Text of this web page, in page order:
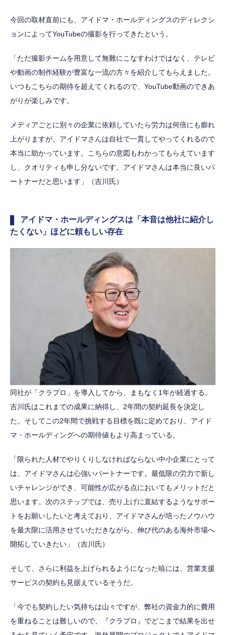
今回の取材直前にも、アイドマ・ホールディングスのディレクシ
ョンによってYouTubeの撮影を行ってきたという。
「ただ撮影チームを用意して無難にこなすわけではなく、テレビ
や動画の制作経験が豊富な一流の方々を紹介してもらえました。
いつもこちらの期待を超えてくれるので、YouTube動画のできあ
がりが楽しみです。
メディアごとに別々の企業に依頼していたら労力は何倍にも膨れ
上がりますが、アイドマさんは自社で一貫してやってくれるので
本当に助かっています。こちらの意図もわかってもらえています
し、クオリティも申し分ないです。アイドマさんは本当に良いパ
ートナーだと思います」（吉川氏）
アイドマ・ホールディングスは「本音は他社に紹介し
たくない」ほどに頼もしい存在
同社が「クラプロ」を導入してから、まもなく1年が経過する。
吉川氏はこれまでの成果に納得し、2年間の契約延長を決定し
た。そしてこの2年間で挑戦する目標を既に定めており、アイド
マ・ホールディングへの期待値もより高まっている。
「限られた人材でやりくりしなければならない中小企業にとって
は、アイドマさんは心強いパートナーです。最低限の労力で新し
いチャレンジができ、可能性が広がる点においてもメリットだと
思います。次のステップでは、売り上げに直結するようなサポー
トをお願いしたいと考えており、アイドマさんが培ったノウハウ
を最大限に活用させていただきながら、伸び代のある海外市場へ
開拓していきたい」（吉川氏）
そして、さらに利益を上げられるようになった暁には、営業支援
サービスの契約も見据えているそうだ。
「今でも契約したい気持ちは山々ですが、弊社の資金力的に費用
を重ねることは難しいので、『クラプロ』でどこまで結果を出せ